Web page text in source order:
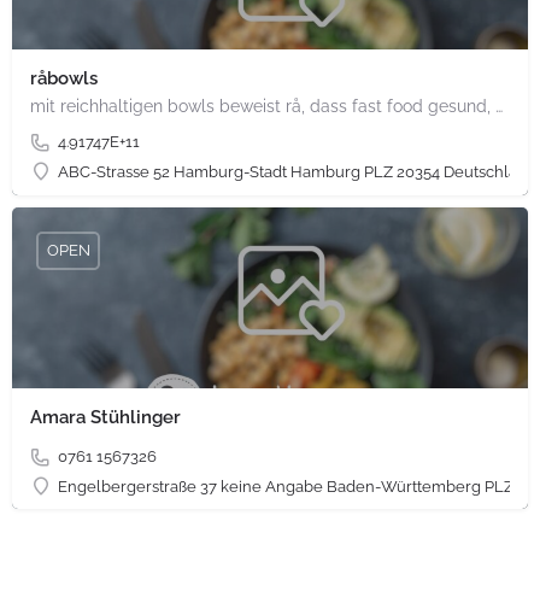
råbowls
mit reichhaltigen bowls beweist rå, dass fast food gesund, nachhaltig und hundertprozentig vegan sein kann.…
4.91747E+11
ABC-Strasse 52 Hamburg-Stadt Hamburg PLZ 20354 Deutschland
Amara Stühlinger
0761 1567326
Engelbergerstraße 37 keine Angabe Baden-Württemberg PLZ
OPEN